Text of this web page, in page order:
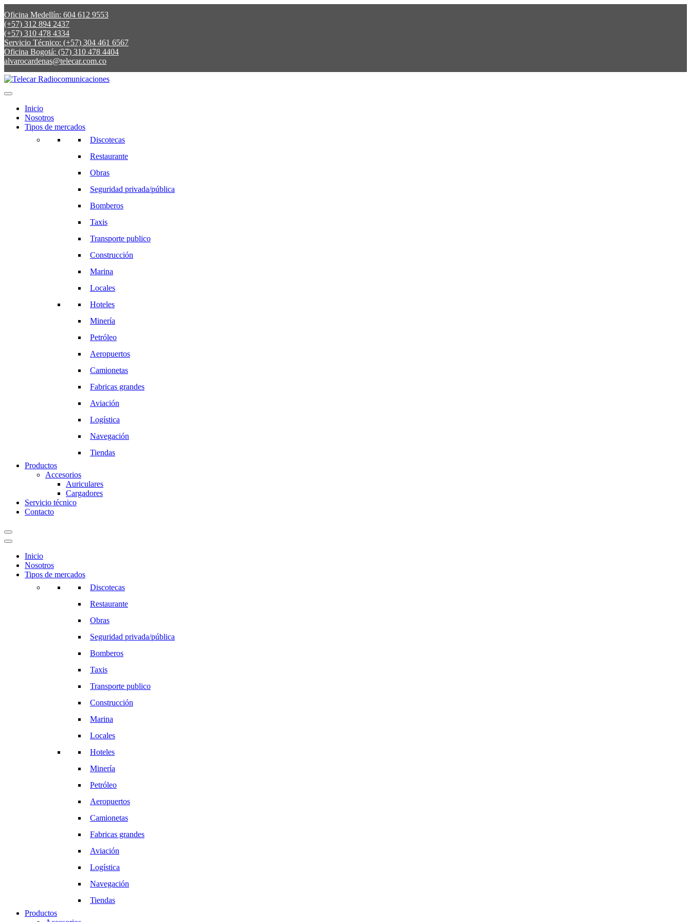
Oficina Medellín: 604 612 9553
(+57) 312 894 2437
(+57) 310 478 4334
Servicio Técnico: (+57) 304 461 6567
Oficina Bogotá: (57) 310 478 4404
alvarocardenas@telecar.com.co
Inicio
Nosotros
Tipos de mercados
Discotecas
Restaurante
Obras
Seguridad privada/pública
Bomberos
Taxis
Transporte publico
Construcción
Marina
Locales
Hoteles
Minería
Petróleo
Aeropuertos
Camionetas
Fabricas grandes
Aviación
Logística
Navegación
Tiendas
Productos
Accesorios
Auriculares
Cargadores
Servicio técnico
Contacto
Inicio
Nosotros
Tipos de mercados
Discotecas
Restaurante
Obras
Seguridad privada/pública
Bomberos
Taxis
Transporte publico
Construcción
Marina
Locales
Hoteles
Minería
Petróleo
Aeropuertos
Camionetas
Fabricas grandes
Aviación
Logística
Navegación
Tiendas
Productos